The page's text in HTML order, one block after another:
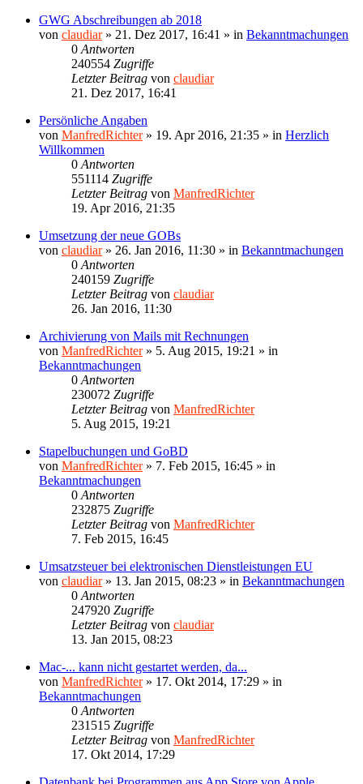
GWG Abschreibungen ab 2018
von claudiar» 21. Dez 2017, 16:41 » in Bekanntmachungen
0 Antworten
240554 Zugriffe
Letzter Beitrag von claudiar
21. Dez 2017, 16:41
Persönliche Angaben
von ManfredRichter» 19. Apr 2016, 21:35 » in Herzlich
Willkommen
0 Antworten
551114 Zugriffe
Letzter Beitrag von ManfredRichter
19. Apr 2016, 21:35
Umsetzung der neue GOBs
von claudiar» 26. Jan 2016, 11:30 » in Bekanntmachungen
0 Antworten
240159 Zugriffe
Letzter Beitrag von claudiar
26. Jan 2016, 11:30
Archivierung von Mails mit Rechnungen
von ManfredRichter» 5. Aug 2015, 19:21 » in
Bekanntmachungen
0 Antworten
230072 Zugriffe
Letzter Beitrag von ManfredRichter
5. Aug 2015, 19:21
Stapelbuchungen und GoBD
von ManfredRichter» 7. Feb 2015, 16:45 » in
Bekanntmachungen
0 Antworten
232875 Zugriffe
Letzter Beitrag von ManfredRichter
7. Feb 2015, 16:45
Umsatzsteuer bei elektronischen Dienstleistungen EU
von claudiar» 13. Jan 2015, 08:23 » in Bekanntmachungen
0 Antworten
247920 Zugriffe
Letzter Beitrag von claudiar
13. Jan 2015, 08:23
Mac-... kann nicht gestartet werden, da...
von ManfredRichter» 17. Okt 2014, 17:29 » in
Bekanntmachungen
0 Antworten
231515 Zugriffe
Letzter Beitrag von ManfredRichter
17. Okt 2014, 17:29